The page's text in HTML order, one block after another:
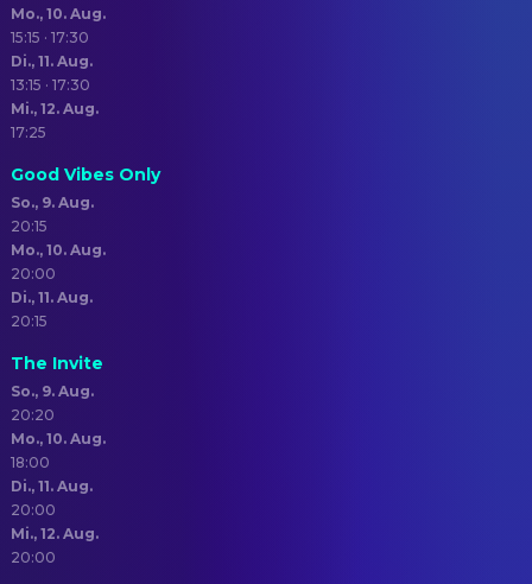
Mo., 10. Aug.
15:15 · 17:30
Di., 11. Aug.
13:15 · 17:30
Mi., 12. Aug.
17:25
Good Vibes Only
So., 9. Aug.
20:15
Mo., 10. Aug.
20:00
Di., 11. Aug.
20:15
The Invite
So., 9. Aug.
20:20
Mo., 10. Aug.
18:00
Di., 11. Aug.
20:00
Mi., 12. Aug.
20:00